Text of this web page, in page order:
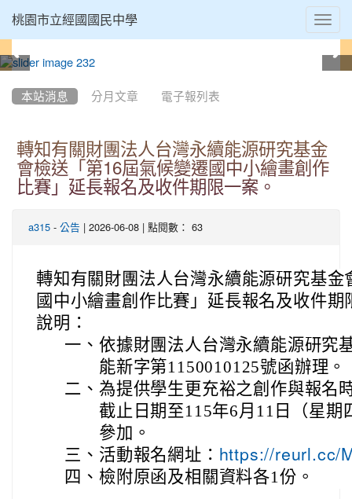
桃園市立經國國民中學
本站消息 分月文章 電子報列表
轉知有關財團法人台灣永續能源研究基金
會檢送「第16屆氣候變遷國中小繪畫創作
比賽」延長報名及收件期限一案。
a315 - 公告 | 2026-06-08 | 點閱數： 63
轉知有關財團法人台灣永續能源研究基金
國中小繪畫創作比賽」延長報名及收件期
說明：
一、 依據財團法人台灣永續能源研究
能新字第1150010125號函辦理。
二、 為提供學生更充裕之創作與報名
截止日期至115年6月11日（星期
參加。
三、 活動報名網址： https://reurl.cc/
四、 檢附原函及相關資料各1份。